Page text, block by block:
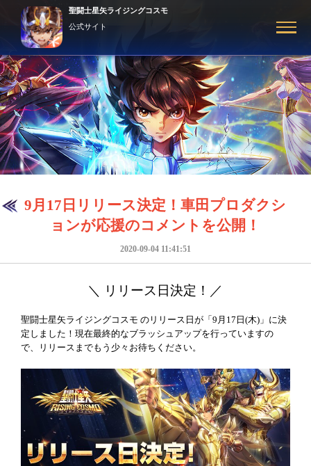
聖闘士星矢ライジングコスモ
公式サイト
9月17日リリース決定！車田プロダクシ
ョンが応援のコメントを公開！
2020-09-04 11:41:51
＼ リリース日決定！／
聖闘士星矢ライジングコスモ のリリース日が「9月17日(木)」に決
定しました！現在最終的なブラッシュアップを行っていますの
で、リリースまでもう少々お待ちください。